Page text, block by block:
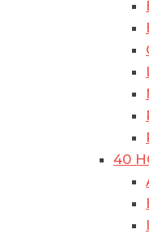
40